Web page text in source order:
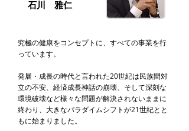
石川 雅仁
究極の健康をコンセプトに、すべての事業を行
っています。
発展・成長の時代と言われた20世紀は民族間対
立の不安、経済成長神話の崩壊、そして深刻な
環境破壊など様々な問題が解決されないままに
終わり、大きなパラダイムシフトが21世紀とと
もに始まりました。